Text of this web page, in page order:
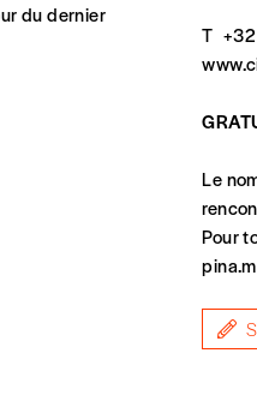
de passe ne correspondent pas
du dernier
T
Le
Pour